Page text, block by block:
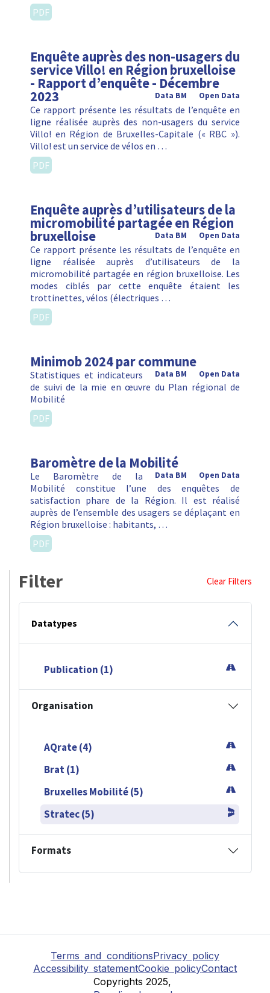
PDF
Enquête auprès des non-usagers du
service Villo! en Région bruxelloise
- Rapport d’enquête - Décembre
2023 Open Data
Data BM
Ce rapport présente les résultats de l’enquête en
ligne réalisée auprès des non-usagers du service
Villo! en Région de Bruxelles-Capitale (« RBC »).
Villo! est un service de vélos en …
PDF
Enquête auprès d’utilisateurs de la
micromobilité partagée en Région
bruxelloise Open Data
Data BM
Ce rapport présente les résultats de l’enquête en
ligne réalisée auprès d’utilisateurs de la
micromobilité partagée en région bruxelloise. Les
modes ciblés par cette enquête étaient les
trottinettes, vélos (électriques …
PDF
Minimob 2024 par commune
Open Data
Data BM
Statistiques et indicateurs
de suivi de la mie en œuvre du Plan régional de
Mobilité
PDF
Baromètre de la Mobilité
Open Data
Data BM
Le Baromètre de la
Mobilité constitue l’une des enquêtes de
satisfaction phare de la Région. Il est réalisé
auprès de l’ensemble des usagers se déplaçant en
Région bruxelloise : habitants, …
PDF
Filter Clear Filters
Datatypes
Publication (1)
Organisation
AQrate (4)
Brat (1)
Bruxelles Mobilité (5)
Stratec (5)
Formats
Terms and conditionsPrivacy policy
Accessibility statementCookie policyContact
Copyrights 2025,